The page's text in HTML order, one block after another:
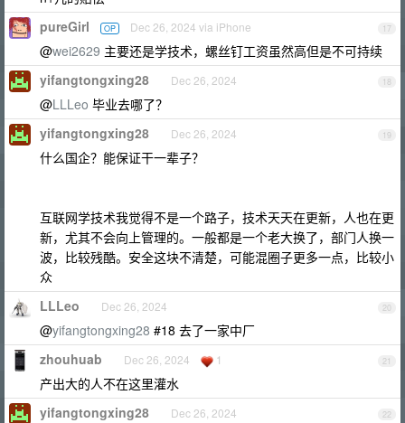
17
pureGirl OP Dec 26, 2024 via iPhone
@wei2629 主要还是学技术，螺丝钉工资虽然高但是不可持续
18
yifangtongxing28 Dec 26, 2024
@LLLeo 毕业去哪了？
19
yifangtongxing28 Dec 26, 2024
什么国企？能保证干一辈子？
互联网学技术我觉得不是一个路子，技术天天在更新，人也在更
新，尤其不会向上管理的。一般都是一个老大换了，部门人换一
波，比较残酷。安全这块不清楚，可能混圈子更多一点，比较小
众
20
LLLeo Dec 26, 2024
@yifangtongxing28 #18 去了一家中厂
21
zhouhuab Dec 26, 2024 1
产出大的人不在这里灌水
22
yifangtongxing28 Dec 26, 2024